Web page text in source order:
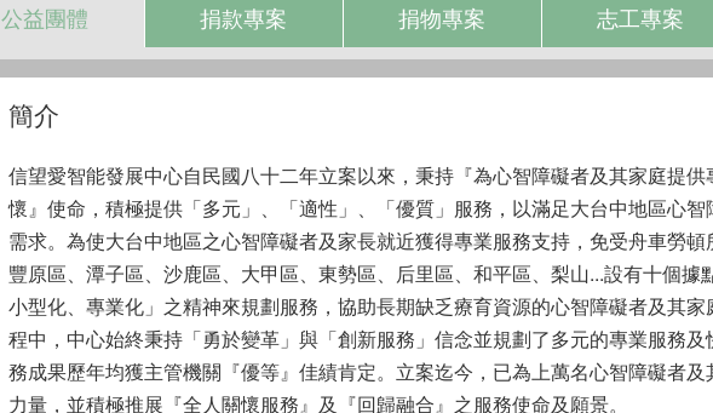
公益團體 捐款專案 捐物專案 志工專案
簡介
信望愛智能發展中心自民國八十二年立案以來，秉持『為心智障礙者及其家庭提供
懷』使命，積極提供「多元」、「適性」、「優質」服務，以滿足大台中地區心智
需求。為使大台中地區之心智障礙者及家長就近獲得專業服務支持，免受舟車勞
豐原區、潭子區、沙鹿區、大甲區、東勢區、后里區、和平區、梨山...設有十個據
小型化、專業化」之精神來規劃服務，協助長期缺乏療育資源的心智障礙者及其家
程中，中心始終秉持「勇於變革」與「創新服務」信念並規劃了多元的專業服務及
務成果歷年均獲主管機關『優等』佳績肯定。立案迄今，已為上萬名心智障礙者及
力量，並積極推展『全人關懷服務』及『回歸融合』之服務使命及願景。